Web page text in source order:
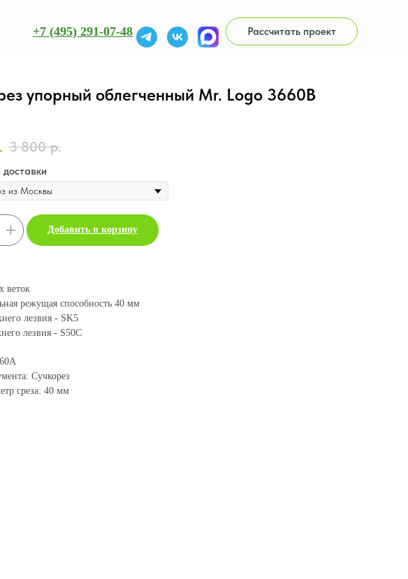
+7 (495) 291-07-48 Рассчитать проект
упорный облегченный Mr. Logo 3660B
3 800 р.
Добавить в корзину
веток
режущая способность 40 мм
лезвия - SK5
лезвия - S50C
Сучкорез
среза: 40 мм